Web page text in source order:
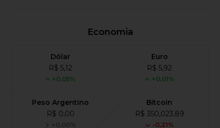
Economia
Dólar
R$ 5,12
+0,05%
Euro
R$ 5,92
+0,01%
Peso Argentino
R$ 0,00
+0,00%
Bitcoin
R$ 350,023,89
-0,21%